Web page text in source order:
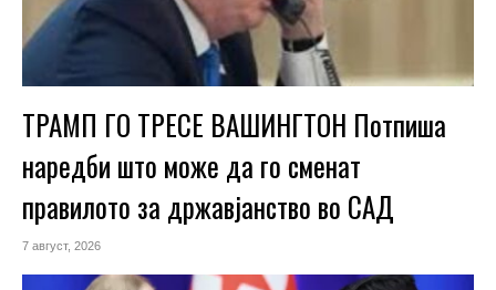
ТРАМП ГО ТРЕСЕ ВАШИНГТОН Потпиша
наредби што може да го сменат
правилото за државјанство во САД
7 август, 2026